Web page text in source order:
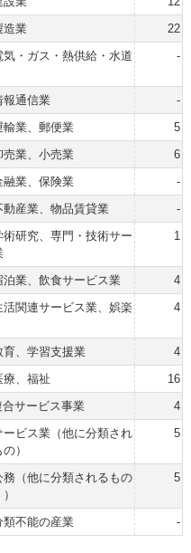
業
22
・ガス・熱供給・水道
-
通信業
-
業、郵便業
5
業、小売業
6
業、保険業
-
産業、物品賃貸業
-
研究、専門・技術サー
1
業、飲食サービス業
4
関連サービス業、娯楽
4
、学習支援業
4
、福祉
16
サービス事業
4
ビス業（他に分類され
）
5
（他に分類されるもの
5
不能の産業 -